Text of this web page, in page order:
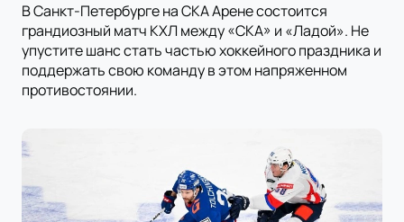
В Санкт-Петербурге на СКА Арене состоится
грандиозный матч КХЛ между «СКА» и «Ладой». Не
упустите шанс стать частью хоккейного праздника и
поддержать свою команду в этом напряженном
противостоянии.